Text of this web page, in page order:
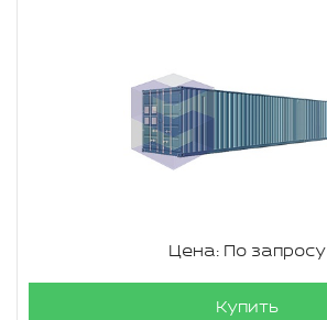
Цена: По запросу
Купить